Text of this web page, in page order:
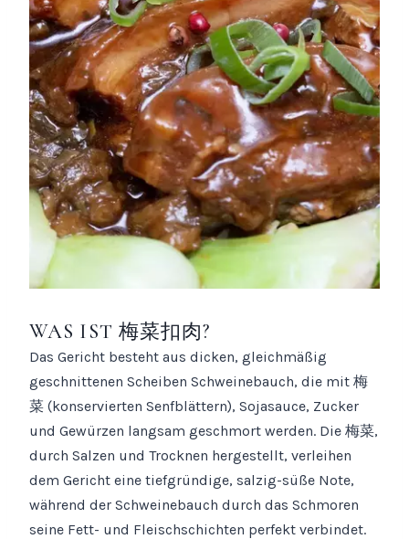
WAS IST 梅菜扣肉?
Das Gericht besteht aus dicken, gleichmäßig
geschnittenen Scheiben Schweinebauch, die mit 梅
菜 (konservierten Senfblättern), Sojasauce, Zucker
und Gewürzen langsam geschmort werden. Die 梅菜,
durch Salzen und Trocknen hergestellt, verleihen
dem Gericht eine tiefgründige, salzig-süße Note,
während der Schweinebauch durch das Schmoren
seine Fett- und Fleischschichten perfekt verbindet.